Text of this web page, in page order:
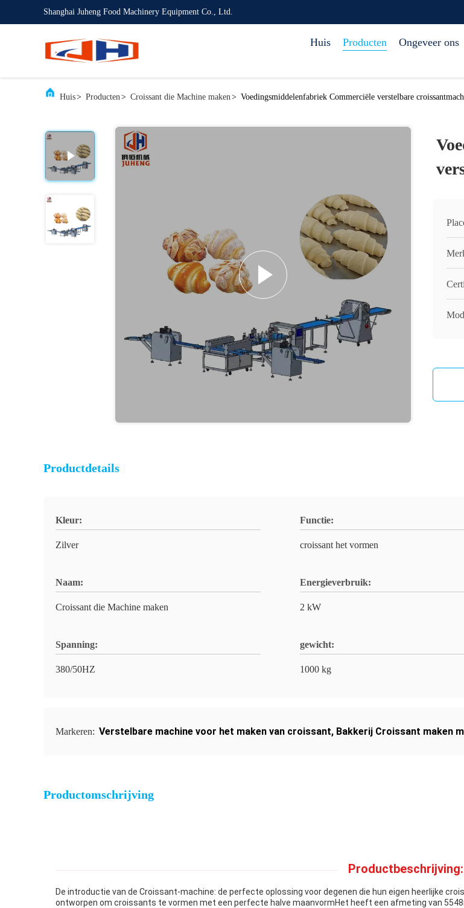
Shanghai Juheng Food Machinery Equipment Co., Ltd.
Huis Producten Ongeveer ons
Huis> Producten> Croissant die Machine maken> Voedingsmiddelenfabriek Commerciële verstelbare
Productdetails
Kleur:
Zilver
Functie:
croissant het vormen
Naam:
Croissant die Machine maken
Energieverbruik:
2 kW
Spanning:
380/50HZ
gewicht:
1000 kg
Markeren: Verstelbare machine voor het maken van croissant, Bakkerij Croissant maken
Productomschrijving
Productbeschrijving:
De introductie van de Croissant-machine: de perfecte oplossing voor degenen die hun eigen heerlijke
ontworpen om croissants te vormen met een perfecte halve maanvormHet heeft een afmeting van